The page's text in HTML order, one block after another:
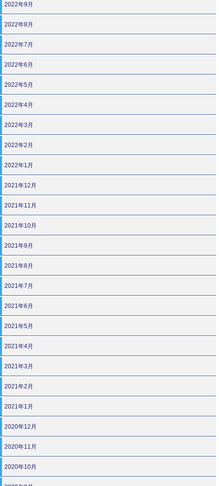
2022年9月
2022年8月
2022年7月
2022年6月
2022年5月
2022年4月
2022年3月
2022年2月
2022年1月
2021年12月
2021年11月
2021年10月
2021年9月
2021年8月
2021年7月
2021年6月
2021年5月
2021年4月
2021年3月
2021年2月
2021年1月
2020年12月
2020年11月
2020年10月